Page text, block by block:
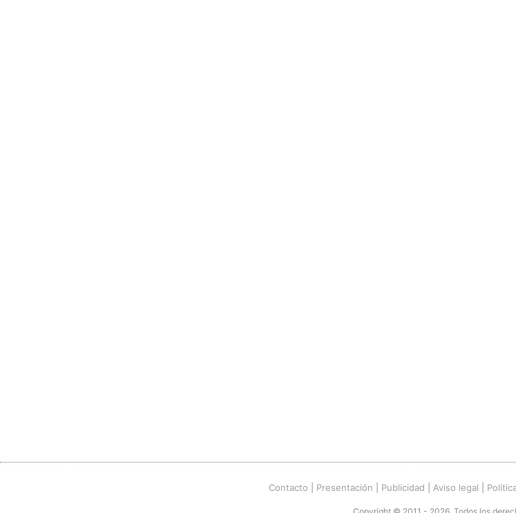
Contacto Presentación Publicidad Aviso legal